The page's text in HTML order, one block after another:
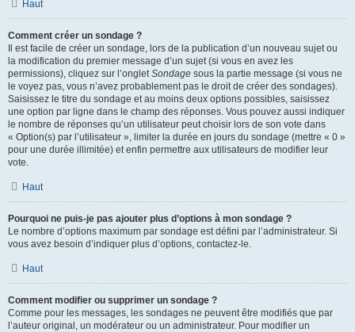
Haut
Comment créer un sondage ?
Il est facile de créer un sondage, lors de la publication d’un nouveau sujet ou
la modification du premier message d’un sujet (si vous en avez les
permissions), cliquez sur l’ongletSondage sous la partie message (si vous ne
le voyez pas, vous n’avez probablement pas le droit de créer des sondages).
Saisissez le titre du sondage et au moins deux options possibles, saisissez
une option par ligne dans le champ des réponses. Vous pouvez aussi indiquer
le nombre de réponses qu’un utilisateur peut choisir lors de son vote dans
« Option(s) par l’utilisateur », limiter la durée en jours du sondage (mettre « 0 »
pour une durée illimitée) et enfin permettre aux utilisateurs de modifier leur
vote.
Haut
Pourquoi ne puis-je pas ajouter plus d’options à mon sondage ?
Le nombre d’options maximum par sondage est défini par l’administrateur. Si
vous avez besoin d’indiquer plus d’options, contactez-le.
Haut
Comment modifier ou supprimer un sondage ?
Comme pour les messages, les sondages ne peuvent être modifiés que par
l’auteur original, un modérateur ou un administrateur. Pour modifier un